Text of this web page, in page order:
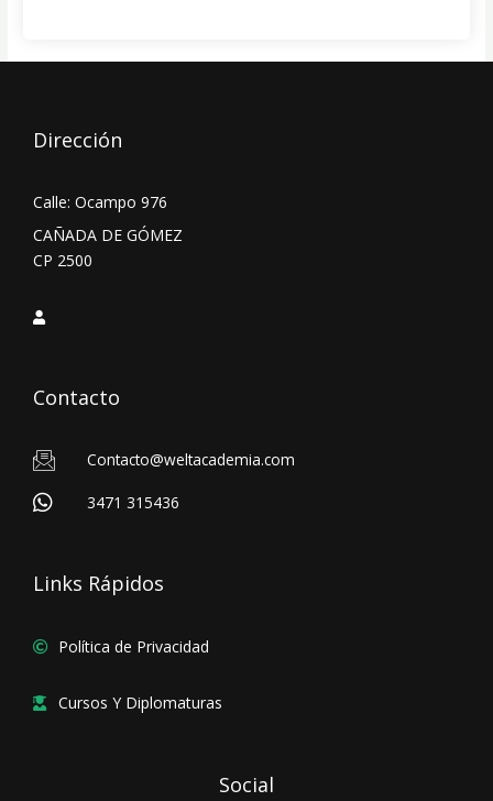
Dirección
Calle: Ocampo 976
CAÑADA DE GÓMEZ
CP 2500
Contacto
Contacto@weltacademia.com
3471 315436
Links Rápidos
Política de Privacidad
Cursos Y Diplomaturas
Social